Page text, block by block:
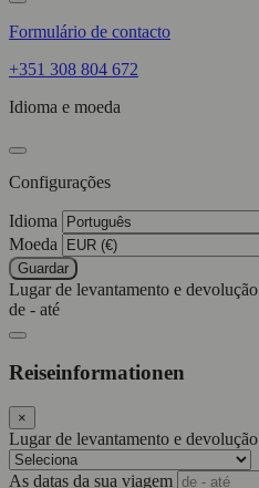
Formulário de contacto
+351 308 804 672
Idioma e moeda
Configurações
Idioma
Moeda
Guardar
Lugar de levantamento e devolução
de - até
Reiseinformationen
×
Lugar de levantamento e devolução
As datas da sua viagem